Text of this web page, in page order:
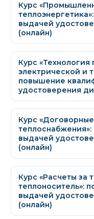
Курс
выдачей
(онлайн)
Курс «Технология
электрической и
повышение
удостоверения
Курс
выдачей
(онлайн)
Курс «Расчеты за
теплоноситель»:
выдачей
(онлайн)